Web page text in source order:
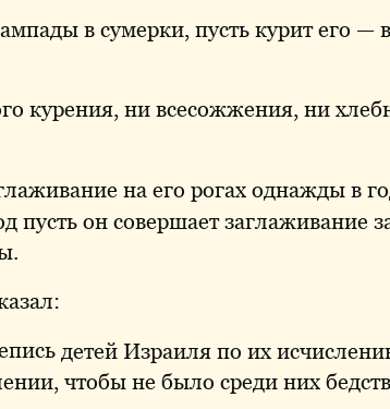
в сумерки, пусть курит его —
курения, ни всесожжения, ни
на его рогах однажды в
пусть он совершает заглаживание
детей Израиля по их
чтобы не было среди них